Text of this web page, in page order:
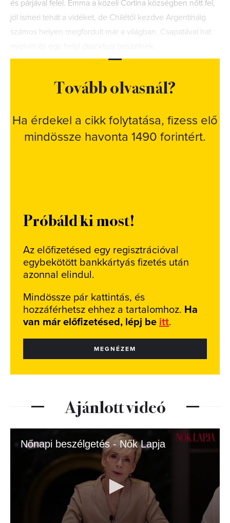
és párjával felel. Emma a közeli Cortina községben nőtt fel,
jól ismeri tehát a vidéket, de Chilétől kezdve Argentínáig
számos helyen megfordult már a világban. Csapatával hat
Tovább olvasnál?
Ha érdekel a cikk folytatása, fizess elő
mindössze havonta 1490 forintért.
Próbáld ki most!
Az előfizetésed egy regisztrációval
egybekötött bankkártyás fizetés után
azonnal elindul.
Mindössze pár kattintás, és
hozzáférhetsz ehhez a tartalomhoz. Ha
van már előfizetésed, lépj be itt.
MEGNÉZEM
Ajánlott videó
Nőnapi beszélgetés - Nők Lapja